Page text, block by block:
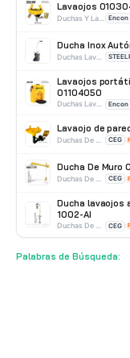
Lavaojos
Encon
Ducha Inox
Lavaojos
01104050
Encon
Lavaojo de
CEG
Ducha De Muro
CEG
Ducha lavaojos
1002-AI
CEG
Lavaojos
Duchas De Pared Encon
Palabras de Búsqueda: